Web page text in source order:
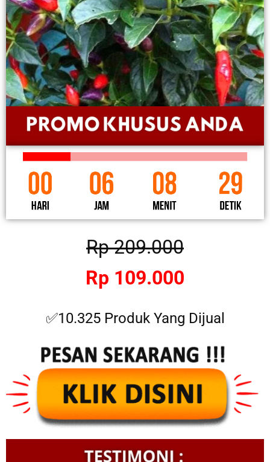
Rp 209.000
Rp 109.000
✅10.325 Produk Yang Dijual